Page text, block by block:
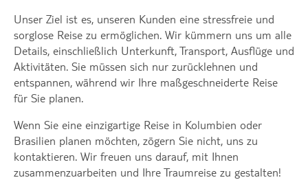
Unser Ziel ist es, unseren Kunden eine stressfreie und
sorglose Reise zu ermöglichen. Wir kümmern uns um alle
Details, einschließlich Unterkunft, Transport, Ausflüge und
Aktivitäten. Sie müssen sich nur zurücklehnen und
entspannen, während wir Ihre maßgeschneiderte Reise
für Sie planen.
Wenn Sie eine einzigartige Reise in Kolumbien oder
Brasilien planen möchten, zögern Sie nicht, uns zu
kontaktieren. Wir freuen uns darauf, mit Ihnen
zusammenzuarbeiten und Ihre Traumreise zu gestalten!